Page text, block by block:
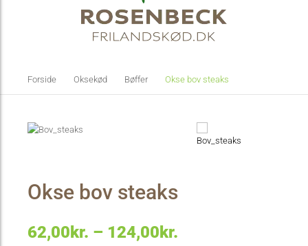
Forside Oksekød Bøffer Okse bov steaks
Okse bov steaks
62,00 kr. – 124,00 kr.